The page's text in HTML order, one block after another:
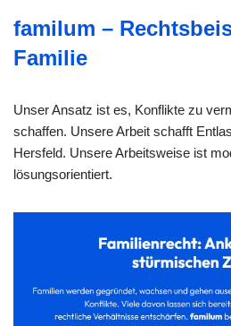
familum –
Familie
Unser Ansatz ist es, Konflikte zu
schaffen. Unsere Arbeit schafft
Hersfeld. Unsere Arbeitsweise ist
lösungsorientiert.